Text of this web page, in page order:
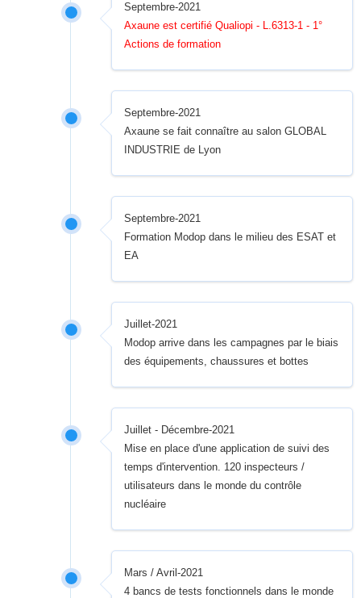
Septembre-2021
Axaune est certifié Qualiopi - L.6313-1 - 1°
Actions de formation
Septembre-2021
Axaune se fait connaître au salon GLOBAL
INDUSTRIE de Lyon
Septembre-2021
Formation Modop dans le milieu des ESAT et
EA
Juillet-2021
Modop arrive dans les campagnes par le biais
des équipements, chaussures et bottes
Juillet - Décembre-2021
Mise en place d'une application de suivi des
temps d'intervention. 120 inspecteurs /
utilisateurs dans le monde du contrôle
nucléaire
Mars / Avril-2021
4 bancs de tests fonctionnels dans le monde